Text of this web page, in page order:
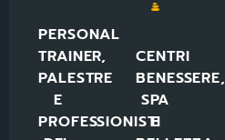
PERSONAL
TRAINER,
PALESTRE
E
PROFESSIONISTI
CENTRI
BENESSERE,
SPA
E